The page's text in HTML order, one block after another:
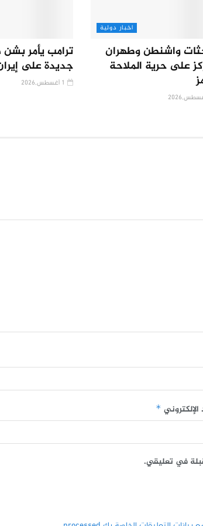
اخبار دولية
واشنطن وطهران
على حرية الملاحة
ترامب يأمر
جديدة على
الإلكتروني *
في تعليقي.